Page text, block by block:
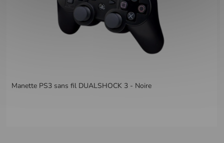
Manette PS3 sans fil DUALSHOCK 3 - Noire